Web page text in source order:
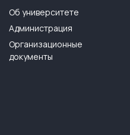
Об университете
Администрация
Организационные
документы